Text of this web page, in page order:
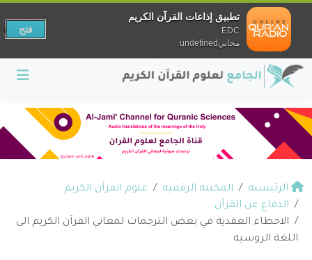
الرئيسية المكتبة الرقمية
علوم القرآن الكريم
الدفاع عن القرآن
الاخطاء العقدية في بعض الترجمات لمعاني القرآن الكريم الى
اللغة الروسية
تطبيق إذاعات القرآن الكريم
EDC
مجانيundefined
فتح